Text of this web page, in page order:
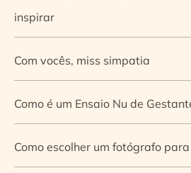
inspirar
Com vocês, miss simpatia
Como é um Ensaio Nu de
Como escolher um fotógrafo